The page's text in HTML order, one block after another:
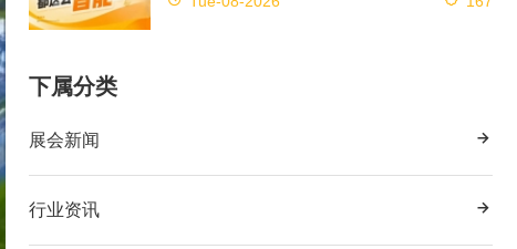
下属分类
展会新闻
行业资讯